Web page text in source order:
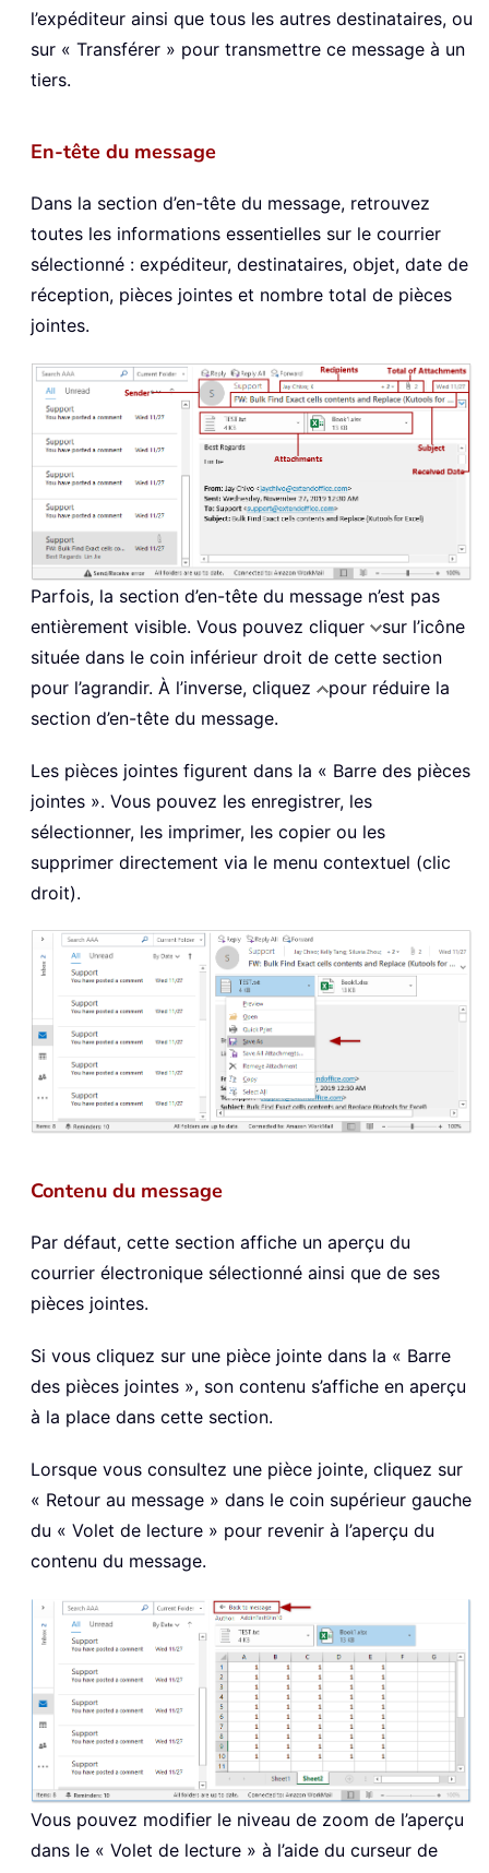
l’expéditeur ainsi que tous les autres destinataires, ou
sur « Transférer » pour transmettre ce message à un
tiers.
En-tête du message
Dans la section d’en-tête du message, retrouvez
toutes les informations essentielles sur le courrier
sélectionné : expéditeur, destinataires, objet, date de
réception, pièces jointes et nombre total de pièces
jointes.
Parfois, la section d’en-tête du message n’est pas
entièrement visible. Vous pouvez cliquer
sur l’icône
située dans le coin inférieur droit de cette section
pour l’agrandir. À l’inverse, cliquez
pour réduire la
section d’en-tête du message.
Les pièces jointes figurent dans la « Barre des pièces
jointes ». Vous pouvez les enregistrer, les
sélectionner, les imprimer, les copier ou les
supprimer directement via le menu contextuel (clic
droit).
Contenu du message
Par défaut, cette section affiche un aperçu du
courrier électronique sélectionné ainsi que de ses
pièces jointes.
Si vous cliquez sur une pièce jointe dans la « Barre
des pièces jointes », son contenu s’affiche en aperçu
à la place dans cette section.
Lorsque vous consultez une pièce jointe, cliquez sur
« Retour au message » dans le coin supérieur gauche
du « Volet de lecture » pour revenir à l’aperçu du
contenu du message.
Vous pouvez modifier le niveau de zoom de l’aperçu
dans le « Volet de lecture » à l’aide du curseur de